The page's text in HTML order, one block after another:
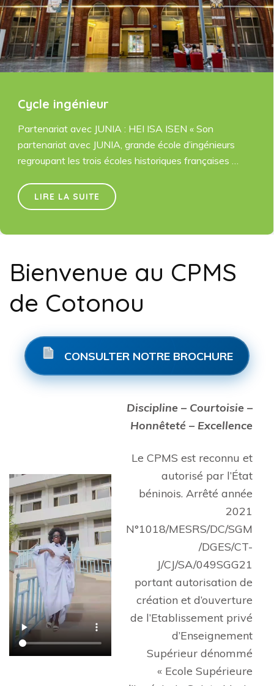
Cycle ingénieur
Partenariat avec JUNIA : HEI ISA ISEN « Son
partenariat avec JUNIA, grande école d’ingénieurs
regroupant les trois écoles historiques françaises …
LIRE LA SUITE
Bienvenue au CPMS
de Cotonou
CONSULTER NOTRE BROCHURE
Discipline – Courtoisie –
Honnêteté – Excellence
Le CPMS est reconnu et
autorisé par l’État
béninois. Arrêté année
2021
N°1018/MESRS/DC/SGM
/DGES/CT-
J/CJ/SA/049SGG21
portant autorisation de
création et d’ouverture
de l’Etablissement privé
d’Enseignement
Supérieur dénommé
« Ecole Supérieure